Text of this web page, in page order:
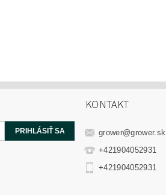
KONTAKT
grower@grower.sk
+421904052931
+421904052931